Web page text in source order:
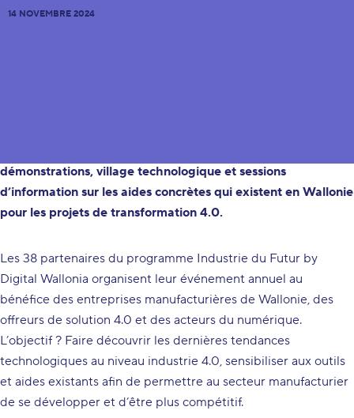
14 NOVEMBRE 2024
démonstrations, village technologique et sessions
d’information sur les aides concrètes qui existent en Wallonie
pour les projets de transformation 4.0.
Les 38 partenaires du programme Industrie du Futur by
Digital Wallonia organisent leur événement annuel au
bénéfice des entreprises manufacturières de Wallonie, des
offreurs de solution 4.0 et des acteurs du numérique.
L’objectif ? Faire découvrir les dernières tendances
technologiques au niveau industrie 4.0, sensibiliser aux outils
et aides existants afin de permettre au secteur manufacturier
de se développer et d’être plus compétitif.